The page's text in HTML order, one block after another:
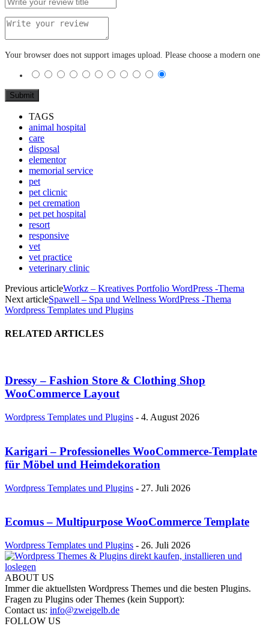
Your browser does not support images upload. Please choose a modern one
TAGS
animal hospital
care
disposal
elementor
memorial service
pet
pet clicnic
pet cremation
pet pet hospital
resort
responsive
vet
vet practice
veterinary clinic
Previous articleWorkz – Kreatives Portfolio WordPress -Thema
Next articleSpawell – Spa und Wellness WordPress -Thema
Wordpress Templates und Plugins
RELATED ARTICLES
Dressy – Fashion Store & Clothing Shop
WooCommerce Layout
Wordpress Templates und Plugins - 4. August 2026
Karigari – Professionelles WooCommerce-Template
für Möbel und Heimdekoration
Wordpress Templates und Plugins - 27. Juli 2026
Ecomus – Multipurpose WooCommerce Template
Wordpress Templates und Plugins - 26. Juli 2026
ABOUT US
Immer die aktuellsten Wordpress Themes und die besten Plugins.
Fragen zu Plugins oder Themes (kein Support):
Contact us: info@zweigelb.de
FOLLOW US